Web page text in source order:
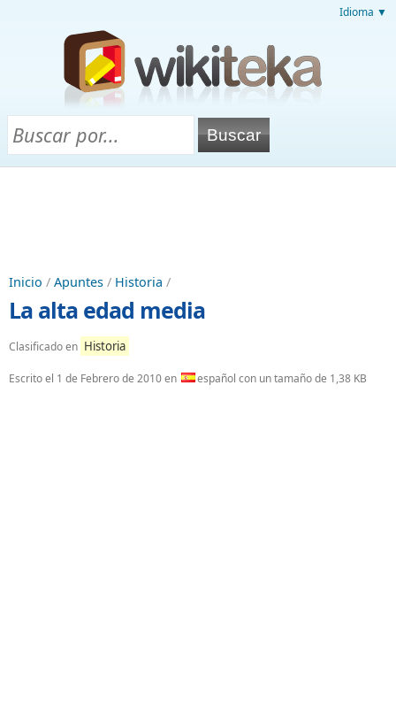
Idioma ▼
Inicio / Apuntes / Historia /
La alta edad media
Clasificado en Historia
Escrito el 1 de Febrero de 2010en español con un tamaño de 1,38 KB